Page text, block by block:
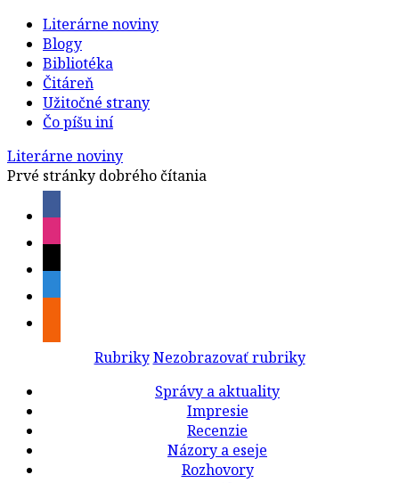
Literárne noviny
Blogy
Bibliotéka
Čitáreň
Užitočné strany
Čo píšu iní
Literárne noviny
Prvé stránky dobrého čítania
Rubriky Nezobrazovať rubriky
Správy a aktuality
Impresie
Recenzie
Názory a eseje
Rozhovory